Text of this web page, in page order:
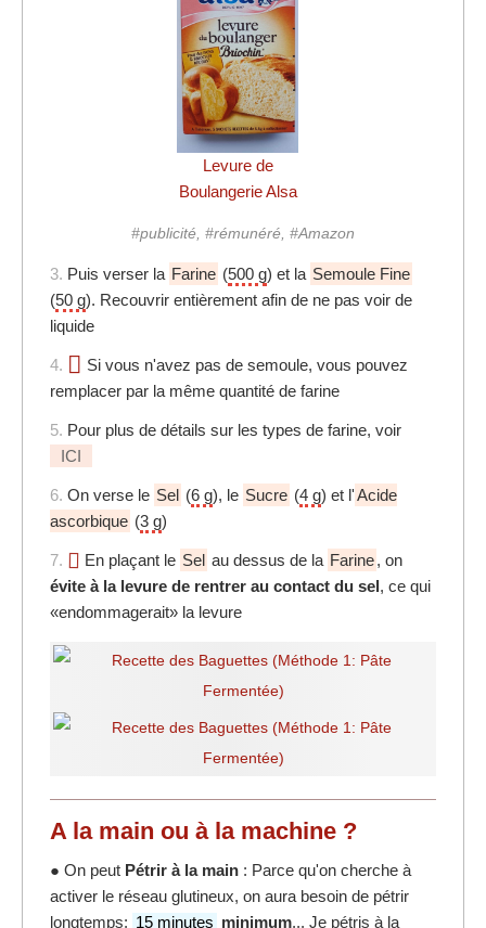
Levure de
Boulangerie Alsa
#publicité, #rémunéré, #Amazon
3. Puis verser la Farine (500 g) et la Semoule Fine
(50 g). Recouvrir entièrement afin de ne pas voir de
liquide
4.
Si vous n'avez pas de semoule, vous pouvez
remplacer par la même quantité de farine
5. Pour plus de détails sur les types de farine, voir
ICI
6. On verse le Sel (6 g), le Sucre (4 g) et l'Acide
ascorbique (3 g)
7. En plaçant le Sel au dessus de la Farine, on
évite à la levure de rentrer au contact du sel, ce qui
«endommagerait» la levure
A la main ou à la machine ?
● On peut Pétrir à la main : Parce qu'on cherche à
activer le réseau glutineux, on aura besoin de pétrir
longtemps: 15 minutes minimum... Je pétris à la